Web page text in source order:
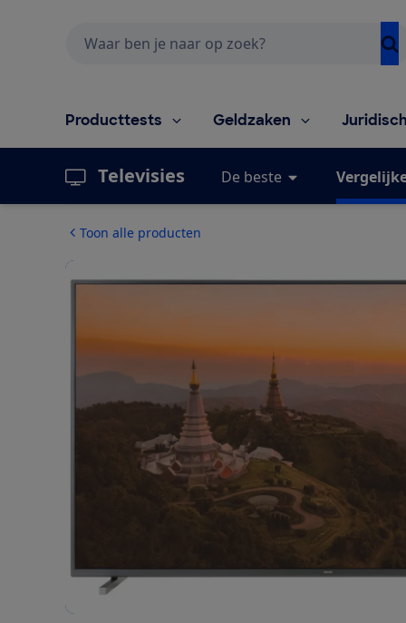
Producttests Geldzaken
Televisies De beste
Toon alle producten